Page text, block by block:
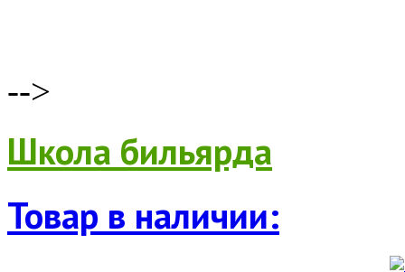
-->
Школа бильярда
Товар в наличии: